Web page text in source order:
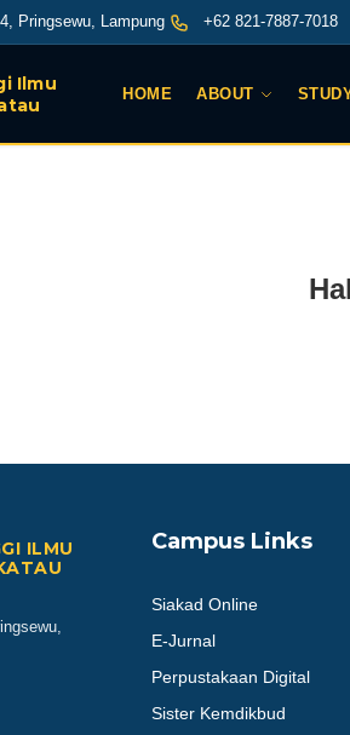
Pringsewu, Lampung +62 821-7887-7018
Ilmu
HOME ABOUT
ILMU
Campus Links
Siakad Online
E-Jurnal
Perpustakaan Digital
Sister Kemdikbud